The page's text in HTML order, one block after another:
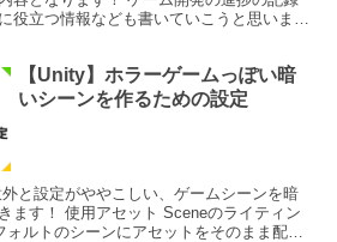
役立つ情報なども書いていこうと思いま
【Unity】ホラーゲームっぽい暗
いシーンを作るための設定
と設定がややこしい、ゲームシーンを暗
ます！ 使用アセット Sceneのライティン
ルトのシーンにアセットをそのまま配置